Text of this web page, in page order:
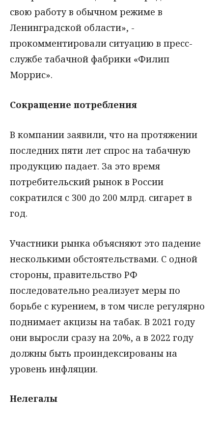
свою работу в обычном режиме в
Ленинградской области», -
прокомментировали ситуацию в пресс-
службе табачной фабрики «Филип
Моррис».
Сокращение потребления
В компании заявили, что на протяжении
последних пяти лет спрос на табачную
продукцию падает. За это время
потребительский рынок в России
сократился с 300 до 200 млрд. сигарет в
год.
Участники рынка объясняют это падение
несколькими обстоятельствами. С одной
стороны, правительство РФ
последовательно реализует меры по
борьбе с курением, в том числе регулярно
поднимает акцизы на табак. В 2021 году
они выросли сразу на 20%, а в 2022 году
должны быть проиндексированы на
уровень инфляции.
Нелегалы